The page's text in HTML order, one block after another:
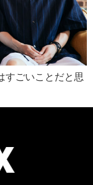
すごいことだと思